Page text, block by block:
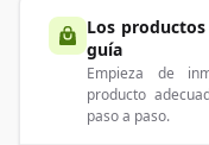
Los
guía
Empieza de
producto
paso a paso.